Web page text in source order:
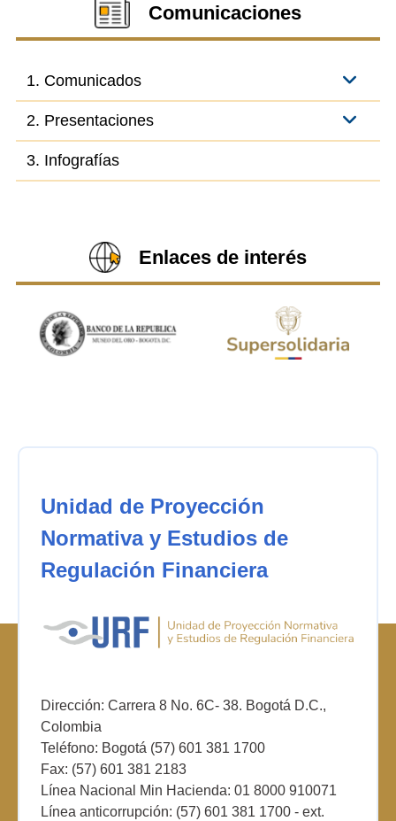
Comunicaciones
1. Comunicados
2. Presentaciones
3. Infografías
Enlaces de interés
Unidad de Proyección
Normativa y Estudios de
Regulación Financiera
Dirección: Carrera 8 No. 6C- 38. Bogotá D.C.,
Colombia
Teléfono: Bogotá (57) 601 381 1700
Fax: (57) 601 381 2183
Línea Nacional Min Hacienda: 01 8000 910071
Línea anticorrupción: (57) 601 381 1700 - ext.